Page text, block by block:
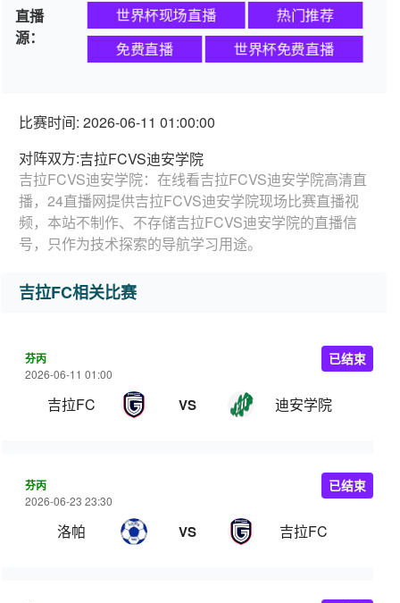
直播
源：
世界杯现场直播
热门推荐
免费直播
世界杯免费直播
比赛时间: 2026-06-11 01:00:00
对阵双方:吉拉FCVS迪安学院
吉拉FCVS迪安学院：在线看吉拉FCVS迪安学院高清直
播，24直播网提供吉拉FCVS迪安学院现场比赛直播视
频，本站不制作、不存储吉拉FCVS迪安学院的直播信
号，只作为技术探索的导航学习用途。
吉拉FC相关比赛
芬丙
2026-06-11 01:00
吉拉FC VS 迪安学院
已结束
芬丙
2026-06-23 23:30
洛帕 VS 吉拉FC
已结束